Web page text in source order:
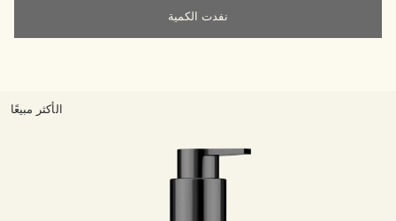
نفدت الكمية
الأكثر مبيعًا